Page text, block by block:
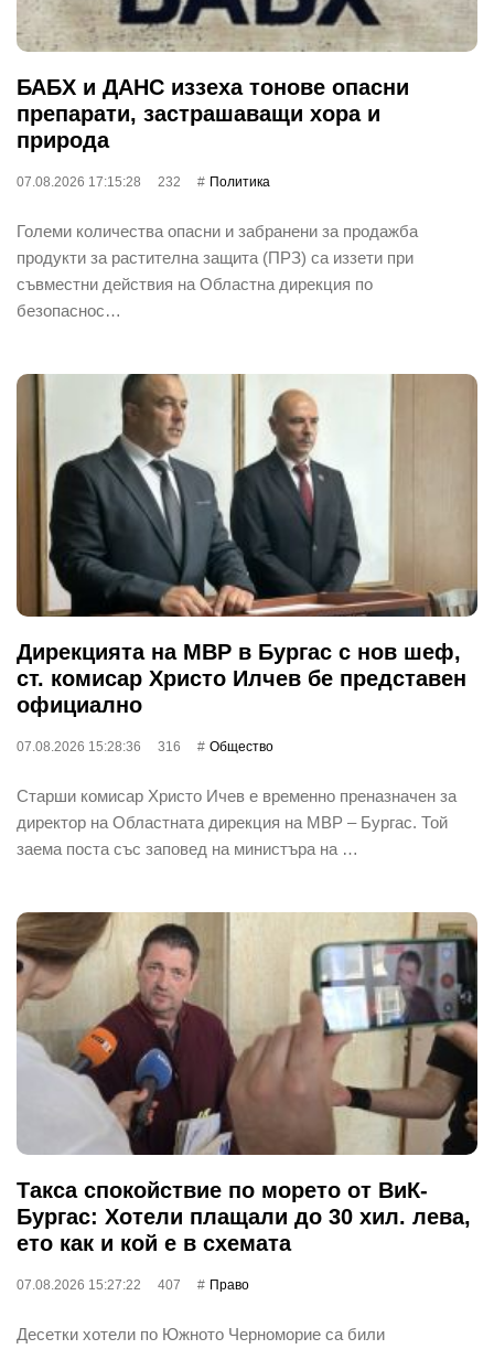
БАБХ и ДАНС иззеха тонове опасни
препарати, застрашаващи хора и
природа
07.08.2026 17:15:28 232 Политика
Големи количества опасни и забранени за продажба
продукти за растителна защита (ПРЗ) са иззети при
съвместни действия на Областна дирекция по
безопаснос…
Дирекцията на МВР в Бургас с нов шеф,
ст. комисар Христо Илчев бе представен
официално
07.08.2026 15:28:36 316 Общество
Старши комисар Христо Ичев е временно преназначен за
директор на Областната дирекция на МВР – Бургас. Той
заема поста със заповед на министъра на …
Такса спокойствие по морето от ВиК-
Бургас: Хотели плащали до 30 хил. лева,
ето как и кой е в схемата
07.08.2026 15:27:22 407 Право
Десетки хотели по Южното Черноморие са били